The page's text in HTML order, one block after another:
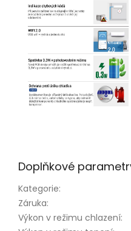
Doplňkové
Kategorie:
Záruka:
Výkon v režimu chlazení: